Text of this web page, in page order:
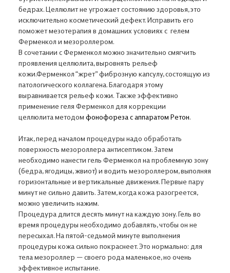
бедрах. Целлюлит не угрожает состоянию здоровья, это
исключительно косметический дефект. Исправить его
поможет мезотерапия в домашних условиях с гелем
Ферменкол и мезороллером.
В сочетании с Ферменкол можно значительно смягчить
проявления целлюлита, выровнять рельеф
кожи.Ферменкол “жрет” фиброзную капсулу, состоящую из
патологического коллагена. Благодаря этому
выравнивается рельеф кожи. Также эффективно
применение геля Ферменкол для коррекции
целлюлита методом фонофореза с аппаратом Ретон.
Итак, перед началом процедуры надо обработать
поверхность мезороллера антисептиком. Затем
необходимо нанести гель Ферменкол на проблемную зону
(бедра, ягодицы, жвиот) и водить мезороллером, выполняя
горизонтальные и вертикальные движения. Первые пару
минут не сильно давить. Затем, когда кожа разогреется,
можно увеличить нажим.
Процедура длится десять минут на каждую зону. Гель во
время процедуры необходимо добавлять, чтобы он не
пересыхал. На пятой-седьмой минуте выполнения
процедуры кожа сильно покраснеет. Это нормально: для
тела мезороллер — своего рода маленькое, но очень
эффективное испытание.